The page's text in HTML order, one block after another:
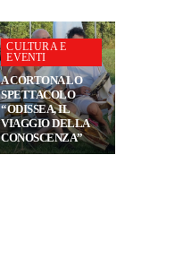
CULTURA E
EVENTI
A CORTONA LO
SPETTACOLO
“ODISSEA, IL
VIAGGIO DELLA
CONOSCENZA”